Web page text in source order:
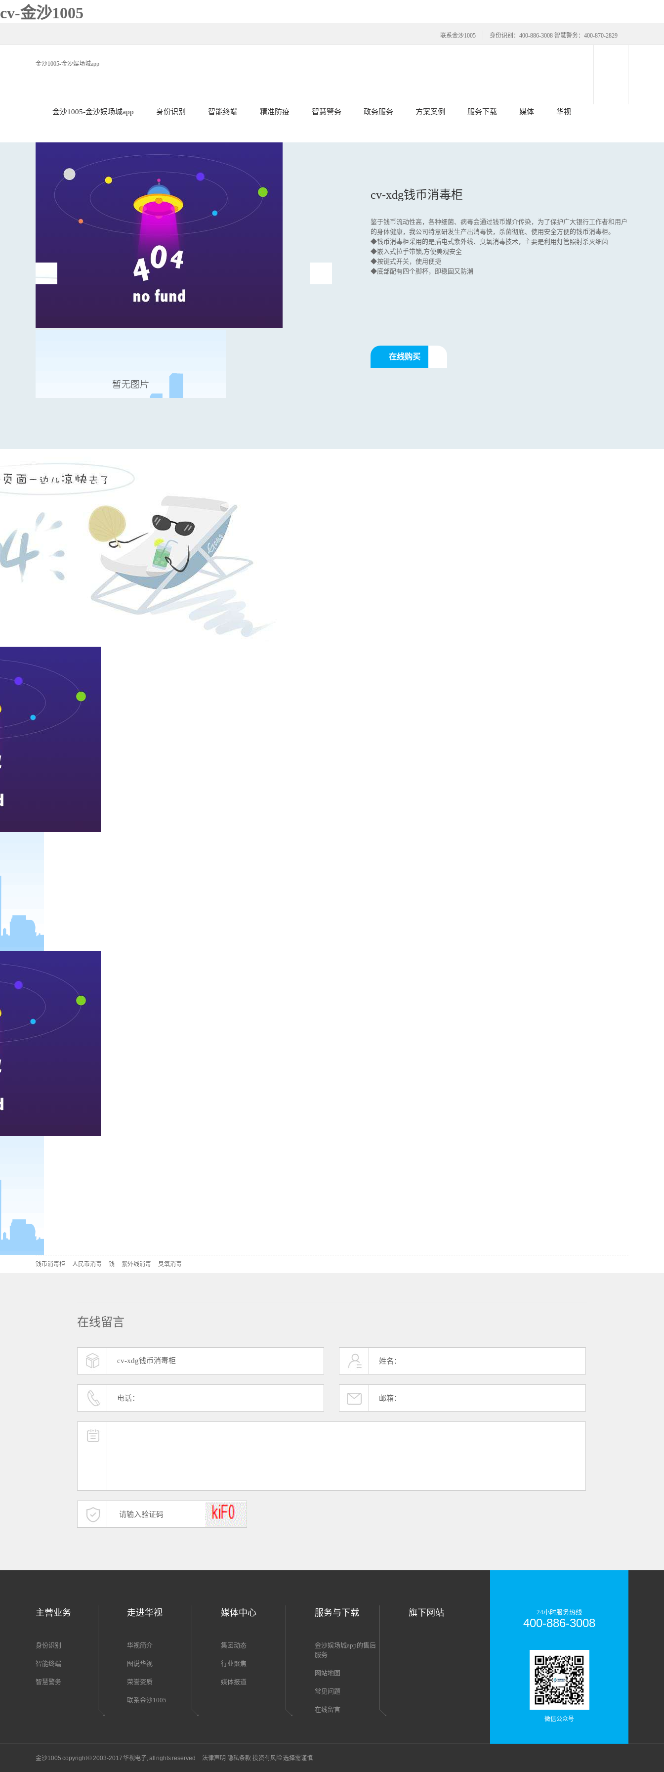
cv-金沙1005
联系金沙1005 身份识别：400-886-3008 智慧警务：400-870-2829
金沙1005-金沙娱场城app
金沙1005-金沙娱场城app 身份识别 智能终端 精准防疫 智慧警务 政务服务 方案案例 服务下载 媒体 华视
cv-xdg钱币消毒柜
鉴于钱币流动性高，各种细菌、病毒会通过钱币媒介传染，为了保护广大银行工作者和用户
的身体健康，我公司特意研发生产出消毒快，杀菌彻底、使用安全方便的钱币消毒柜。
◆钱币消毒柜采用的是插电式紫外线、臭氧消毒技术，主要是利用灯管照射杀灭细菌
◆嵌入式拉手带锁,方便美观安全
◆按键式开关，使用便捷
◆底部配有四个脚杯，即稳固又防潮
在线购买
钱币消毒柜 人民币消毒 钱 紫外线消毒 臭氧消毒
在线留言
cv-xdg钱币消毒柜
主营业务
身份识别
智能终端
智慧警务
走进华视
华视简介
图说华视
荣誉资质
联系金沙1005
媒体中心
集团动态
行业聚焦
媒体报道
服务与下载
金沙娱场城app的售后
服务
网站地图
常见问题
在线留言
旗下网站 24小时服务热线
400-886-3008
微信公众号
金沙1005 copyright © 2003-2017华视电子, all rights reserved 法律声明 隐私条款 投资有风险 选择需谨慎